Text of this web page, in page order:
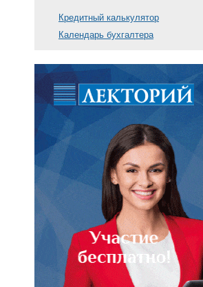
Кредитный калькулятор
Календарь бухгалтера